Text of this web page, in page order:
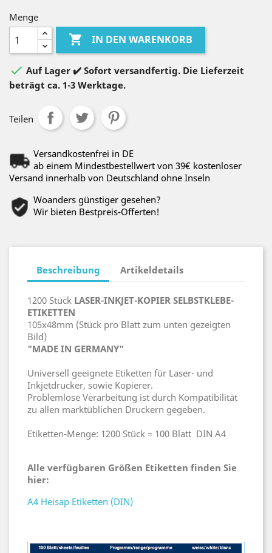
Menge
 IN DEN WARENKORB
 Auf Lager ✔️ Sofort versandfertig. Die Lieferzeit
beträgt ca. 1-3 Werktage.
Teilen
Versandkostenfrei in DE
ab einem Mindestbestellwert von 39€ kostenloser
Versand innerhalb von Deutschland ohne Inseln
Woanders günstiger gesehen?
Wir bieten Bestpreis-Offerten!
Beschreibung Artikeldetails
1200 Stück LASER-INKJET-KOPIER SELBSTKLEBE-
ETIKETTEN
105x48mm (Stück pro Blatt zum unten gezeigten
Bild)
"MADE IN GERMANY"
Universell geeignete Etiketten für Laser- und
Inkjetdrucker, sowie Kopierer.
Problemlose Verarbeitung ist durch Kompatibilität
zu allen marktüblichen Druckern gegeben.
Etiketten-Menge: 1200 Stück = 100 Blatt DIN A4
Alle verfügbaren Größen Etiketten finden Sie
hier:
A4 Heisap Etiketten (DIN)